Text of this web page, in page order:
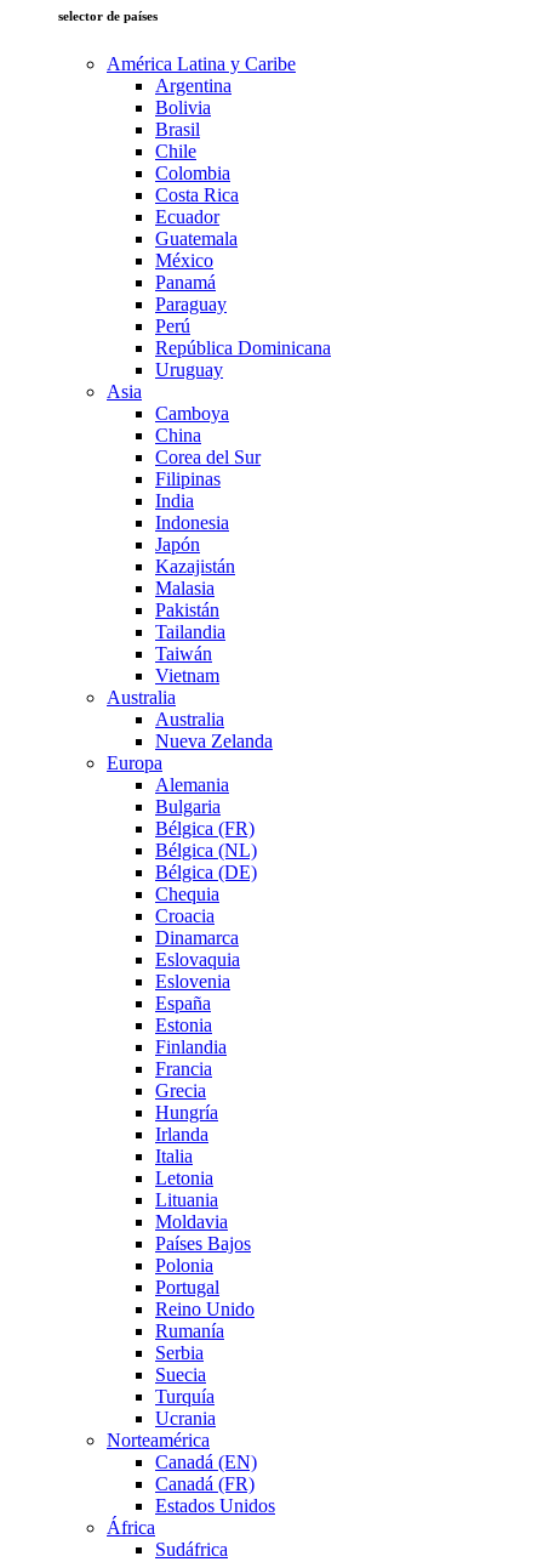
selector de países
América Latina y Caribe
Argentina
Bolivia
Brasil
Chile
Colombia
Costa Rica
Ecuador
Guatemala
México
Panamá
Paraguay
Perú
República Dominicana
Uruguay
Asia
Camboya
China
Corea del Sur
Filipinas
India
Indonesia
Japón
Kazajistán
Malasia
Pakistán
Tailandia
Taiwán
Vietnam
Australia
Australia
Nueva Zelanda
Europa
Alemania
Bulgaria
Bélgica (FR)
Bélgica (NL)
Bélgica (DE)
Chequia
Croacia
Dinamarca
Eslovaquia
Eslovenia
España
Estonia
Finlandia
Francia
Grecia
Hungría
Irlanda
Italia
Letonia
Lituania
Moldavia
Países Bajos
Polonia
Portugal
Reino Unido
Rumanía
Serbia
Suecia
Turquía
Ucrania
Norteamérica
Canadá (EN)
Canadá (FR)
Estados Unidos
África
Sudáfrica